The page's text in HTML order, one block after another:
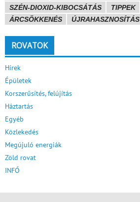
SZÉN-DIOXID-KIBOCSÁTÁS
TIPPEK
ÁRCSÖKKENÉS
ÚJRAHASZNOSÍTÁS
ROVATOK
Hírek
Épületek
Korszerűsítés, felújítás
Háztartás
Egyéb
Közlekedés
Megújuló energiák
Zöld rovat
INFÓ